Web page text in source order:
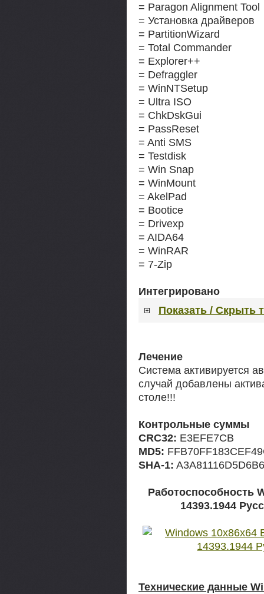
= Paragon Alignment Tool
= Установка драйверов
= PartitionWizard
= Total Commander
= Explorer++
= Defraggler
= WinNTSetup
= Ultra ISO
= ChkDskGui
= PassReset
= Anti SMS
= Testdisk
= Win Snap
= WinMount
= AkelPad
= Bootice
= Drivexp
= AIDA64
= WinRAR
= 7-Zip
Интегрировано
Показать / Скрыть
Лечение
Система активируется
случай добавлены
столе!!!
Контрольные суммы
CRC32: E3EFE7CB
MD5:
SHA-1:
Работоспособность
14393.1944
Технические данные